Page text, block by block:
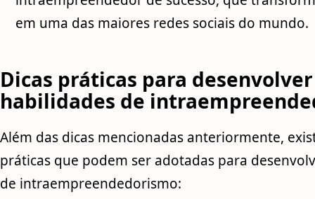
em uma das maiores redes sociais do mundo.
Dicas práticas para desenvolver
habilidades de
Além das dicas mencionadas anteriormente,
práticas que podem ser adotadas para
de intraempreendedorismo: